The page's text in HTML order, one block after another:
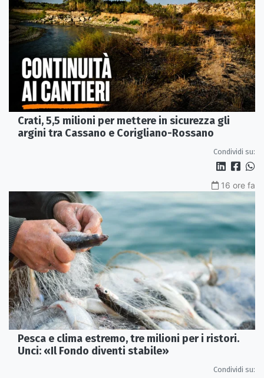
Crati, 5,5 milioni per mettere in sicurezza gli
argini tra Cassano e Corigliano-Rossano
Condividi su:
16 ore fa
Pesca e clima estremo, tre milioni per i ristori.
Unci: «Il Fondo diventi stabile»
Condividi su: